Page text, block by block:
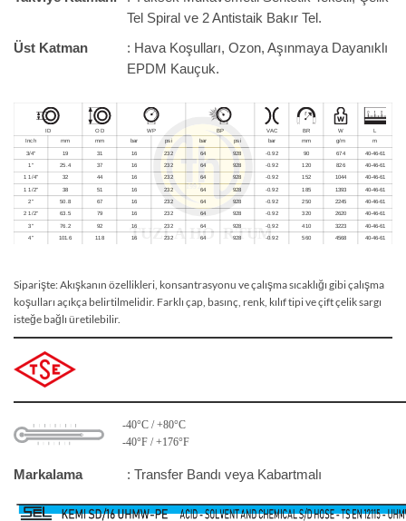
Tel Spiral ve 2 Antistaik Bakır Tel.
Üst Katman
: Hava Koşulları, Ozon, Aşınmaya Dayanıklı
EPDM Kauçuk.
Siparişte: Akışkanın özellikleri, konsantrasyonu ve çalışma sıcaklığı gibi çalışma
koşulları açıkça belirtilmelidir. Farklı çap, basınç, renk, kılıf tipi ve çift çelik sargı
isteğe bağlı üretilebilir.
-40°C / +80°C
-40°F / +176°F
Markalama : Transfer Bandı veya Kabartmalı